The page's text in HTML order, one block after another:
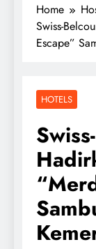
Home
Swiss-
Escape”
HOTELS